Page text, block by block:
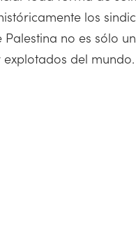
los
no es sólo
del mundo.